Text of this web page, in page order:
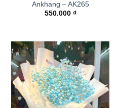
Ankhang – AK265
550.000 ₫